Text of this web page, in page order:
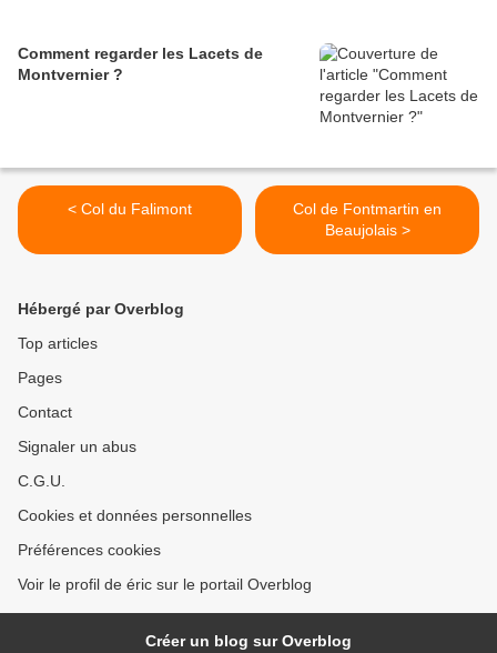
Comment regarder les Lacets de
Montvernier ?
< Col du Falimont
Col de Fontmartin en
Beaujolais >
Hébergé par Overblog
Top articles
Pages
Contact
Signaler un abus
C.G.U.
Cookies et données personnelles
Préférences cookies
Voir le profil de éric sur le portail Overblog
Créer un blog sur Overblog